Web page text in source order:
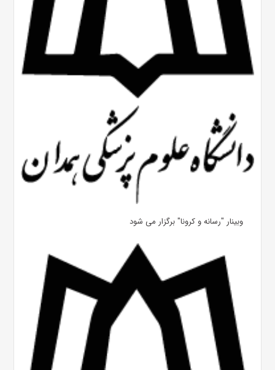
وبینار "رسانه و کرونا" برگزار می شود